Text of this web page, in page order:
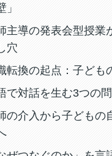
」
主導の発表会型授業
穴
転換の起点：子ども
で対話を生む3つの
の介入から子どもの